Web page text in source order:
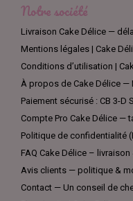
Notre société
Livraison Cake Délice —
Mentions légales | Cake
Conditions d’utilisation |
À propos de Cake Délice —
Paiement sécurisé : CB 3-D
Compte Pro Cake Délice —
Politique de confidentialité
FAQ Cake Délice –
Avis clients — politique &
Contact — Un conseil de